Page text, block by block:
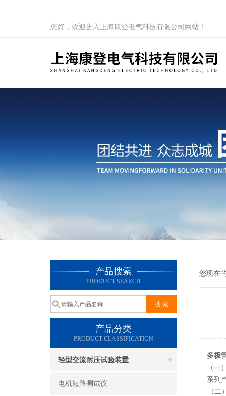
您好，欢迎进入上海康登电气科技有限公司网站！
产品搜索
PRODUCT SEARCH
产品分类
PRODUCT CLASSIFICATION
轻型交流耐压试验装置
电机短路测试仪
您现在
多极
（
系列
（二